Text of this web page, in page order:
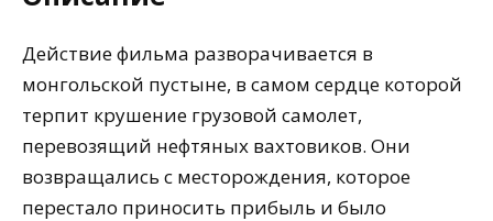
Действие фильма разворачивается в
монгольской пустыне, в самом сердце которой
терпит крушение грузовой самолет,
перевозящий нефтяных вахтовиков. Они
возвращались с месторождения, которое
перестало приносить прибыль и было